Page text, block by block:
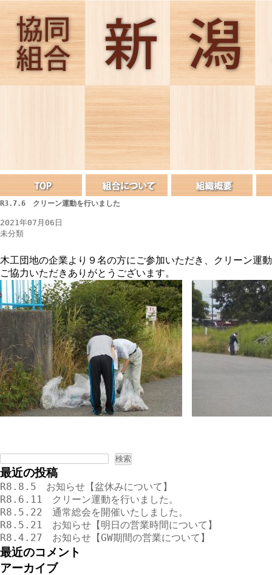
R3.7.6 クリーン運動を行いました
2021年07月06日
未分類
木工団地の企業より９名の方にご参加いただき、クリーン運
ご協力いただきありがとうございます。
検
索:
最近の投稿
R8.8.5 お知らせ【盆休みについて】
R8.6.11 クリーン運動を行いました。
R8.5.22 通常総会を開催いたしました。
R8.5.21 お知らせ【明日の営業時間について】
R8.4.27 お知らせ【GW期間の営業について】
最近のコメント
アーカイブ